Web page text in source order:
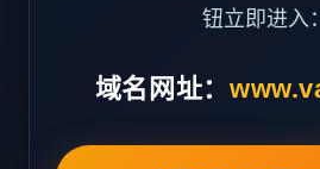
钮立即进入：
域名网址：